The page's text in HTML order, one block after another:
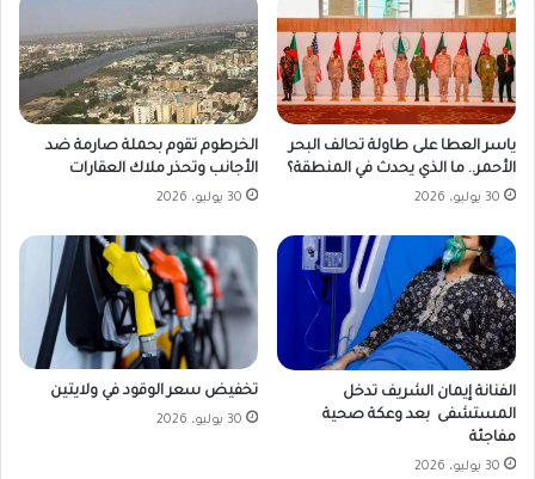
ياسر العطا على طاولة تحالف البحر
الأحمر.. ما الذي يحدث في المنطقة؟
30 يوليو، 2026
الخرطوم تقوم بحملة صارمة ضد
الأجانب وتحذر ملاك العقارات
30 يوليو، 2026
الفنانة إيمان الشريف تدخل
المستشفى بعد وعكة صحية
مفاجئة
30 يوليو، 2026
تخفيض سعر الوقود في ولايتين
30 يوليو، 2026